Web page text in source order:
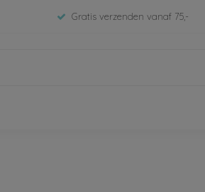
Gratis verzenden vanaf 75,-